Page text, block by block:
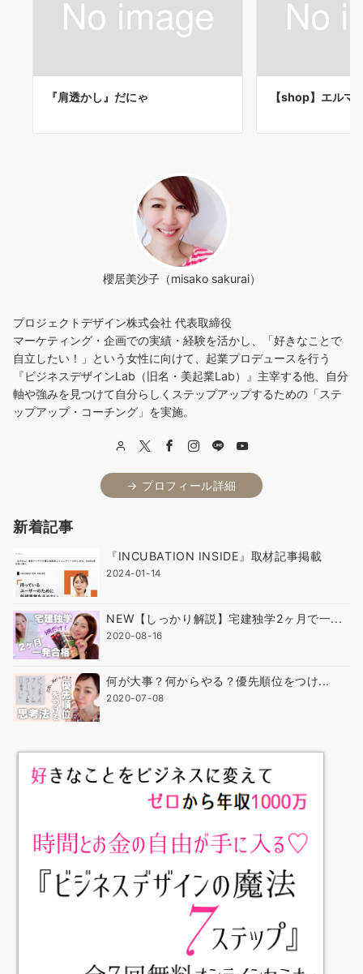
『肩透かし』だにゃ 【shop】エルマ
櫻居美沙子（misako sakurai）
プロジェクトデザイン株式会社 代表取締役
マーケティング・企画での実績・経験を活かし、「好きなことで
自立したい！」という女性に向けて、起業プロデュースを行う
『ビジネスデザインLab（旧名・美起業Lab）』主宰する他、自分
軸や強みを見つけて自分らしくステップアップするための「ステ
ップアップ・コーチング」を実施。
→ プロフィール詳細
新着記事
『INCUBATION INSIDE』取材記事掲載
2024-01-14
NEW【しっかり解説】宅建独学2ヶ月で一...
2020-08-16
何が大事？何からやる？優先順位をつけ...
2020-07-08